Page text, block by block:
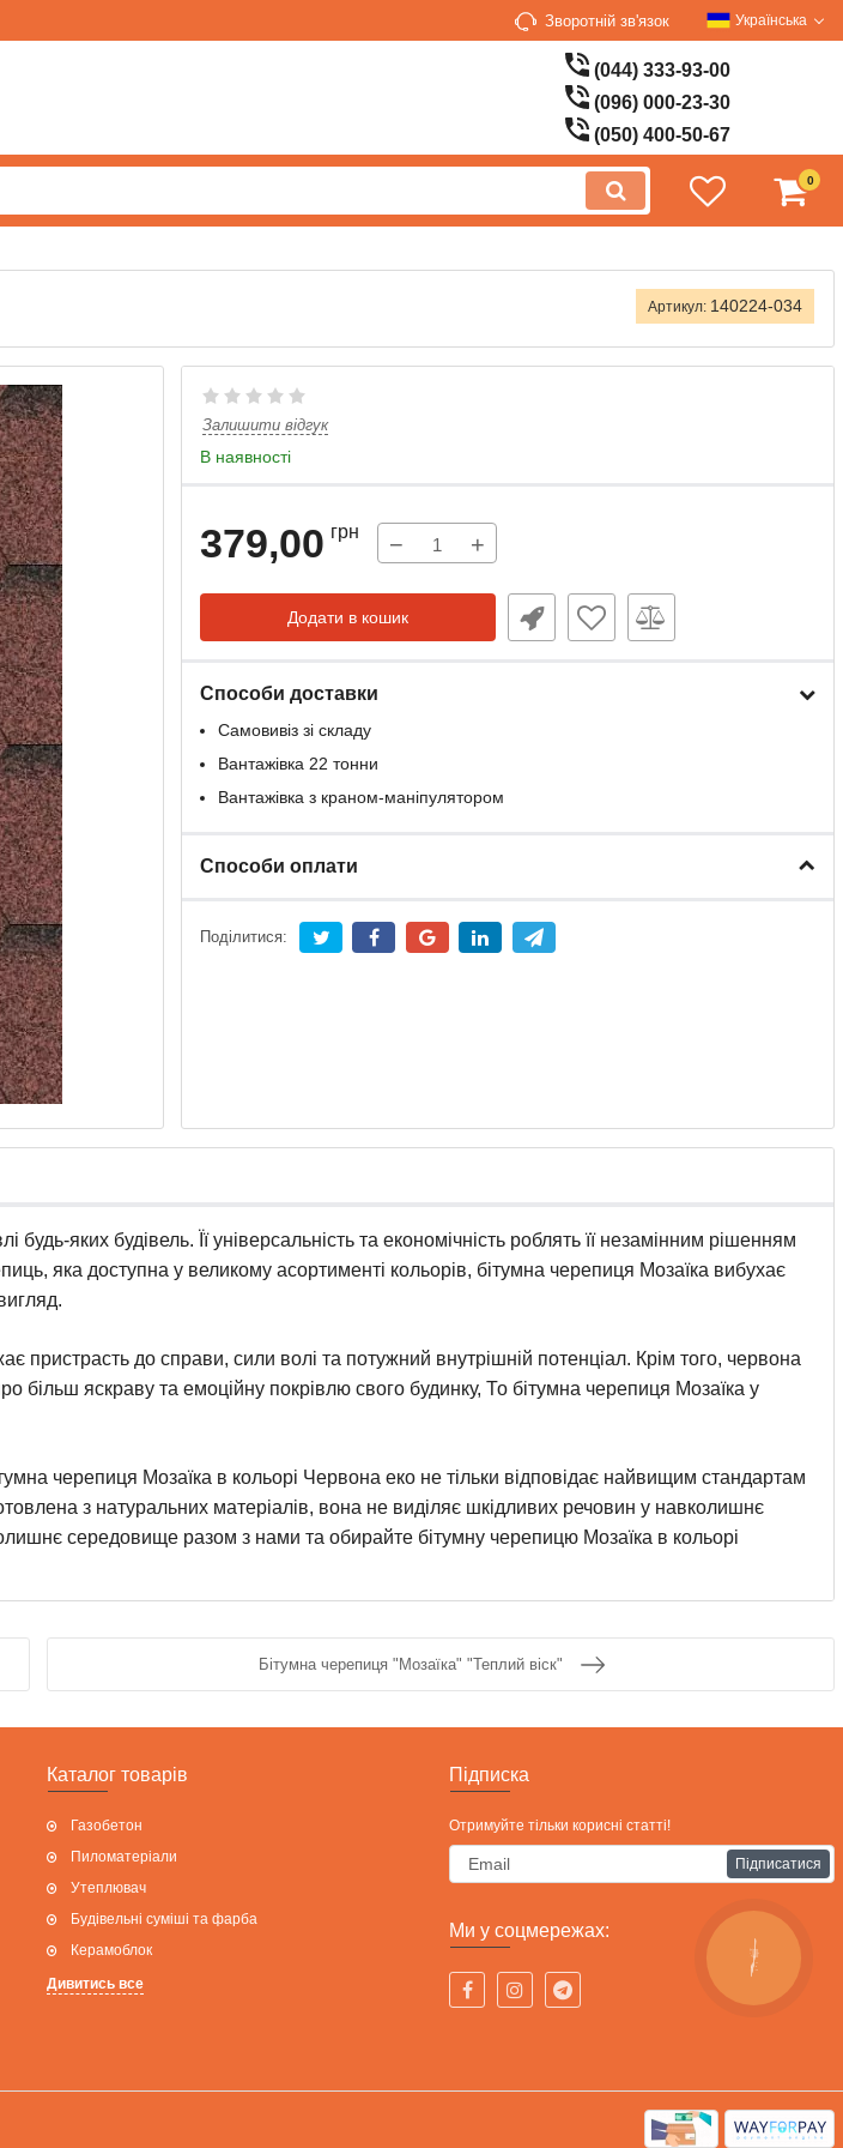
Зворотній зв'язок Українська
(044) 333-93-00
(096) 000-23-30
(050) 400-50-67
0
Артикул: 140224-034
Залишити відгук
В наявності
379,00 грн − +
Додати в кошик
Способи доставки
Самовивіз зі складу
Вантажівка 22 тонни
Вантажівка з краном-маніпулятором
Способи оплати
Поділитися:
яких будівель. Її універсальність та економічність роблять її незамінним рішенням
яка доступна у великому асортименті кольорів, бітумна черепиця Мозаїка вибухає
пристрасть до справи, сили волі та потужний внутрішній потенціал. Крім того, червона
яскраву та емоційну покрівлю свого будинку, То бітумна черепиця Мозаїка у
черепиця Мозаїка в кольорі Червона еко не тільки відповідає найвищим стандартам
з натуральних матеріалів, вона не виділяє шкідливих речовин у навколишнє
середовище разом з нами та обирайте бітумну черепицю Мозаїка в кольорі
Бітумна черепиця "Мозаїка" "Теплий віск"
Каталог товарів
Газобетон
Пиломатеріали
Утеплювач
Будівельні суміші та фарба
Керамоблок
Дивитись все
Підписка
Отримуйте тільки корисні статті!
Підписатися
Ми у соцмережах:
КНОПКА
СВЯЗИ